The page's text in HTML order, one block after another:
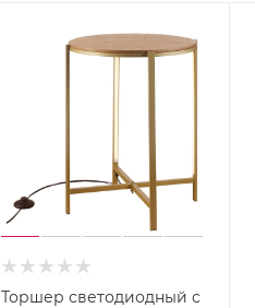
Торшер светодиодный с